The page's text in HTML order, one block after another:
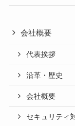
会社概要
代表挨拶
沿革・歴史
会社概要
セキュリティ